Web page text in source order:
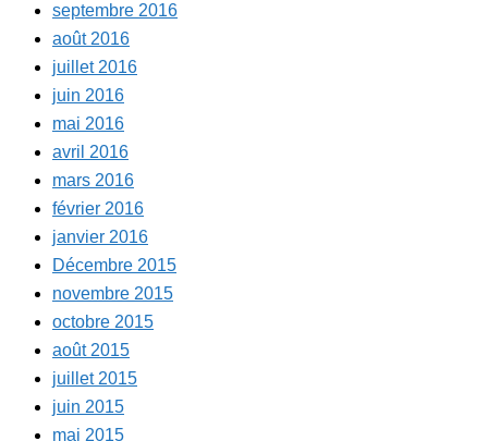
septembre 2016
août 2016
juillet 2016
juin 2016
mai 2016
avril 2016
mars 2016
février 2016
janvier 2016
Décembre 2015
novembre 2015
octobre 2015
août 2015
juillet 2015
juin 2015
mai 2015